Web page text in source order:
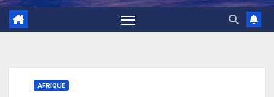
AFRIQUE